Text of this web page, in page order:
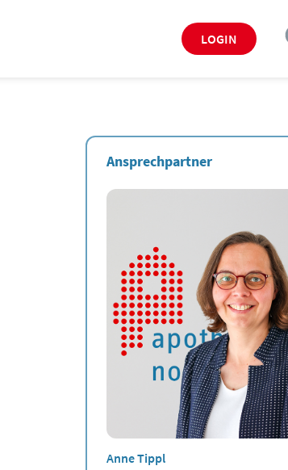
LOGIN
Ansprechpartner
Anne Tippl